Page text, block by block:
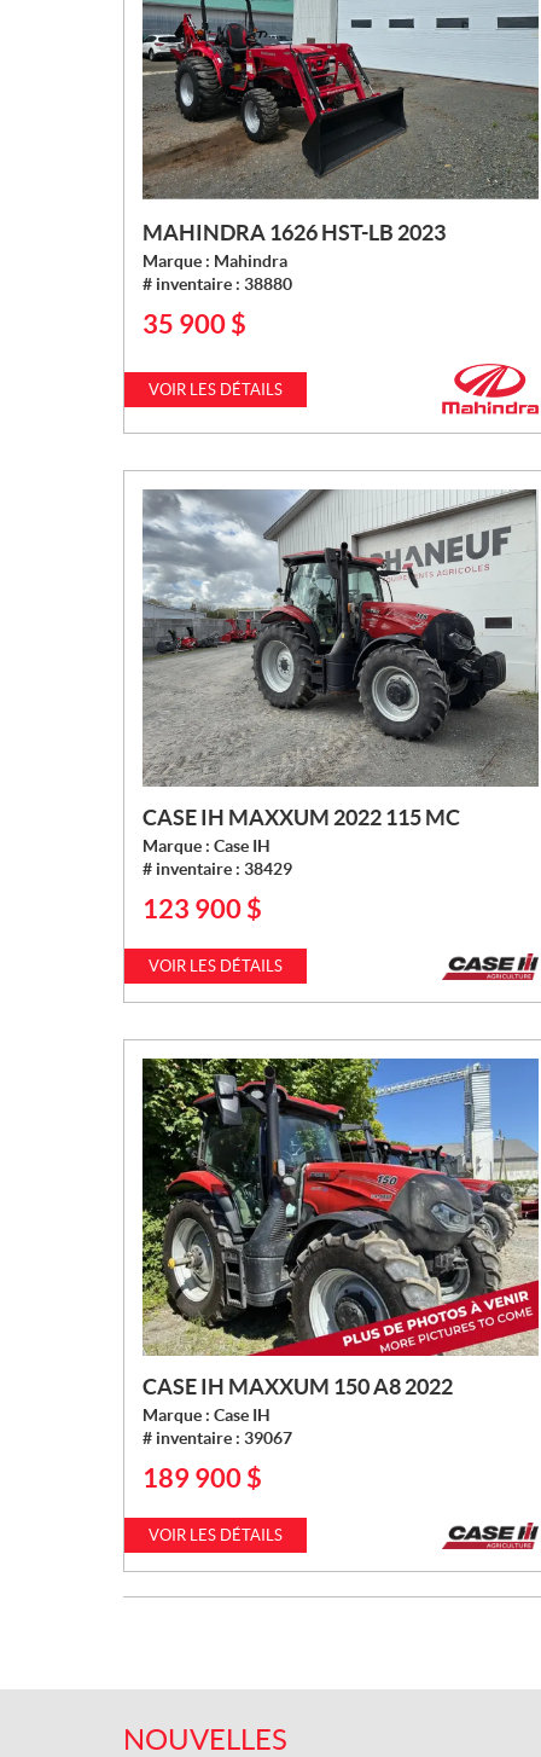
MAHINDRA 1626 HST-LB 2023
Marque : Mahindra
# inventaire : 38880
P
I
X
35 900 $
VOIR LES DÉTAILS
CASE IH MAXXUM 2022 115 MC
Marque : Case IH
# inventaire : 38429
P
X
:
123 900 $
VOIR LES DÉTAILS
CASE IH MAXXUM 150 A8 2022
Marque : Case IH
# inventaire : 39067
P
X
189 900 $
VOIR LES DÉTAILS
NOUVELLES